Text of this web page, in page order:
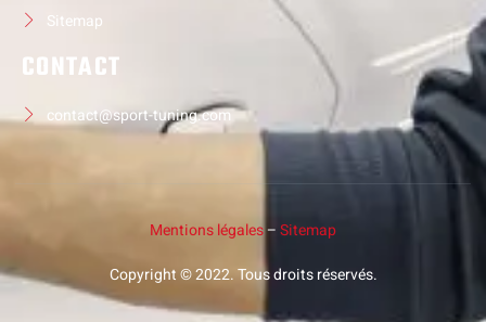
Sitemap
CONTACT
contact@sport-tuning.com
Mentions légales–Sitemap
Copyright © 2022. Tous droits réservés.